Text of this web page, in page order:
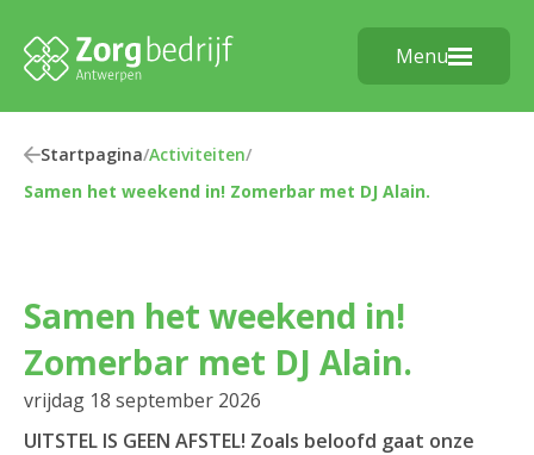
Menu
Startpagina/Activiteiten/
Samen het weekend in! Zomerbar met DJ Alain.
Samen het weekend in!
Zomerbar met DJ Alain.
vrijdag 18 september 2026
UITSTEL IS GEEN AFSTEL! Zoals beloofd gaat onze